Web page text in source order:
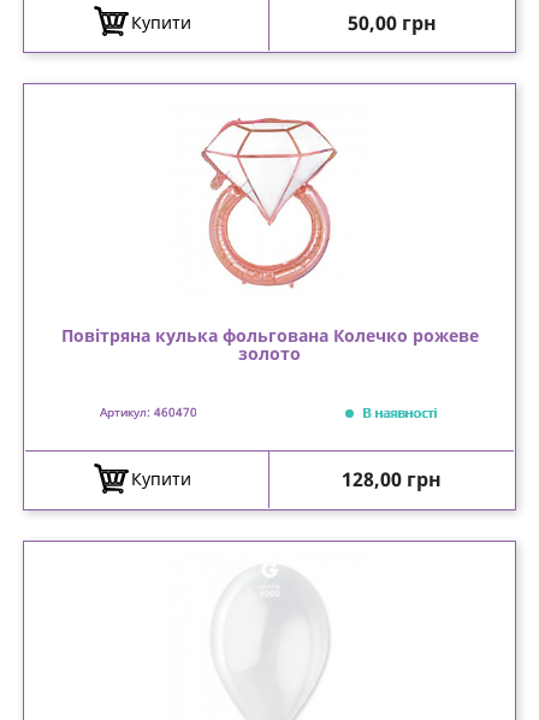
Купити Ціна
50,00 грн
Повітряна кулька фольгована Колечко рожеве
золото
Артикул: 460470 В наявності
Купити Ціна
128,00 грн